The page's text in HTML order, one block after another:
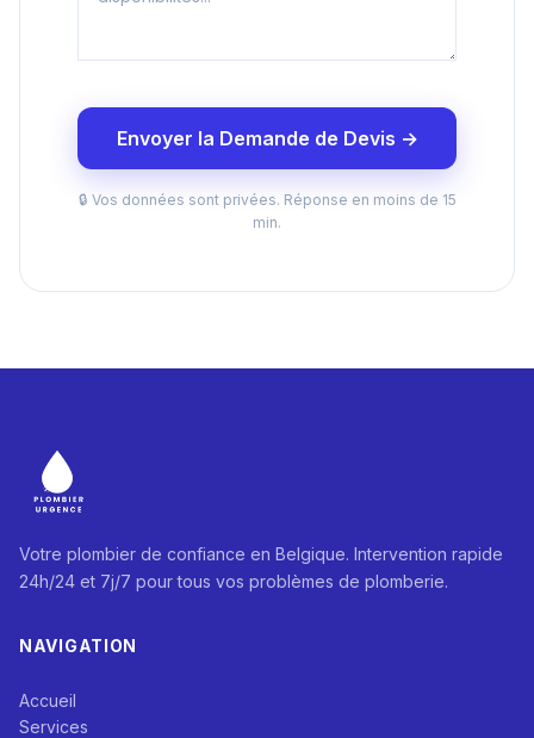
Envoyer la Demande de Devis →
🔒 Vos données sont privées. Réponse en moins de 15
min.
Votre plombier de confiance en Belgique. Intervention rapide
24h/24 et 7j/7 pour tous vos problèmes de plomberie.
NAVIGATION
Accueil
Services